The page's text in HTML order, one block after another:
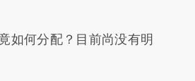
何分配？目前尚没有明